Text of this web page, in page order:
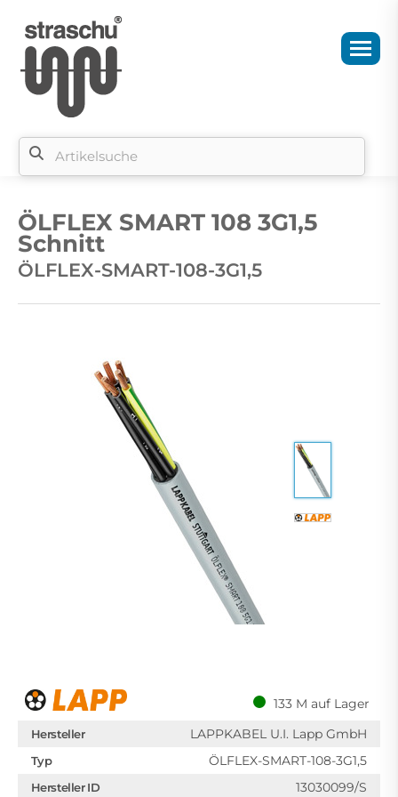
ÖLFLEX SMART 108 3G1,5
Schnitt
ÖLFLEX-SMART-108-3G1,5
133 M auf Lager
Hersteller LAPPKABEL U.I. Lapp GmbH
Typ ÖLFLEX-SMART-108-3G1,5
Hersteller ID 13030099/S